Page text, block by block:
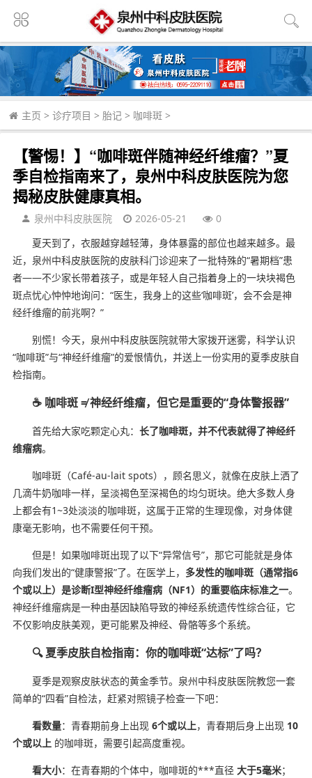
主页 > 诊疗项目 > 胎记 > 咖啡斑 >
【警惕！】“咖啡斑伴随神经纤维瘤？”夏
季自检指南来了，泉州中科皮肤医院为您
揭秘皮肤健康真相。
泉州中科皮肤医院 2026-05-21
0
夏天到了，衣服越穿越轻薄，身体暴露的部位也越来越多。最
近，泉州中科皮肤医院的皮肤科门诊迎来了一批特殊的“暑期档”患
者——不少家长带着孩子，或是年轻人自己指着身上的一块块褐色
斑点忧心忡忡地询问：“医生，我身上的这些‘咖啡斑’，会不会是神
经纤维瘤的前兆啊？”
别慌！今天，泉州中科皮肤医院就带大家拨开迷雾，科学认识
“咖啡斑”与“神经纤维瘤”的爱恨情仇，并送上一份实用的夏季皮肤自
检指南。
☕ 咖啡斑 ≠ 神经纤维瘤，但它是重要的“身体警报器”
首先给大家吃颗定心丸： 长了咖啡斑，并不代表就得了神经纤
维瘤病。
咖啡斑（Café-au-lait spots），顾名思义，就像在皮肤上洒了
几滴牛奶咖啡一样，呈淡褐色至深褐色的均匀斑块。绝大多数人身
上都会有1~3处淡淡的咖啡斑，这属于正常的生理现像，对身体健
康毫无影响，也不需要任何干预。
但是！如果咖啡斑出现了以下“异常信号”，那它可能就是身体
向我们发出的“健康警报”了。在医学上， 多发性的咖啡斑（通常指6
个或以上）是诊断I型神经纤维瘤病（NF1）的重要临床标准之一。
神经纤维瘤病是一种由基因缺陷导致的神经系统遗传性综合征，它
不仅影响皮肤美观，更可能累及神经、骨骼等多个系统。
🔍 夏季皮肤自检指南：你的咖啡斑“达标”了吗？
夏季是观察皮肤状态的黄金季节。泉州中科皮肤医院教您一套
简单的“四看”自检法，赶紧对照镜子检查一下吧：
看数量：青春期前身上出现 6个或以上，青春期后身上出现 10
个或以上的咖啡斑，需要引起高度重视。
看大小：在青春期的个体中，咖啡斑的***直径 大于5毫米；